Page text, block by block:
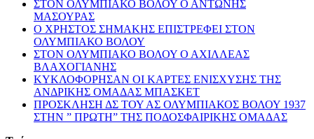
ΣΤΟΝ ΟΛΥΜΠΙΑΚΟ ΒΟΛΟΥ Ο ΑΝΤΩΝΗΣ
ΜΑΣΟΥΡΑΣ
Ο ΧΡΗΣΤΟΣ ΣΗΜΑΚΗΣ ΕΠΙΣΤΡΕΦΕΙ ΣΤΟΝ
ΟΛΥΜΠΙΑΚΟ ΒΟΛΟΥ
ΣΤΟΝ ΟΛΥΜΠΙΑΚΟ ΒΟΛΟΥ Ο ΑΧΙΛΛΕΑΣ
ΒΛΑΧΟΓΙΑΝΗΣ
ΚΥΚΛΟΦΟΡΗΣΑΝ ΟΙ ΚΑΡΤΕΣ ΕΝΙΣΧΥΣΗΣ ΤΗΣ
ΑΝΔΡΙΚΗΣ ΟΜΑΔΑΣ ΜΠΑΣΚΕΤ
ΠΡΟΣΚΛΗΣΗ ΔΣ ΤΟΥ ΑΣ ΟΛΥΜΠΙΑΚΟΣ ΒΟΛΟΥ 1937
ΣΤΗΝ ” ΠΡΩΤΗ” ΤΗΣ ΠΟΔΟΣΦΑΙΡΙΚΗΣ ΟΜΑΔΑΣ